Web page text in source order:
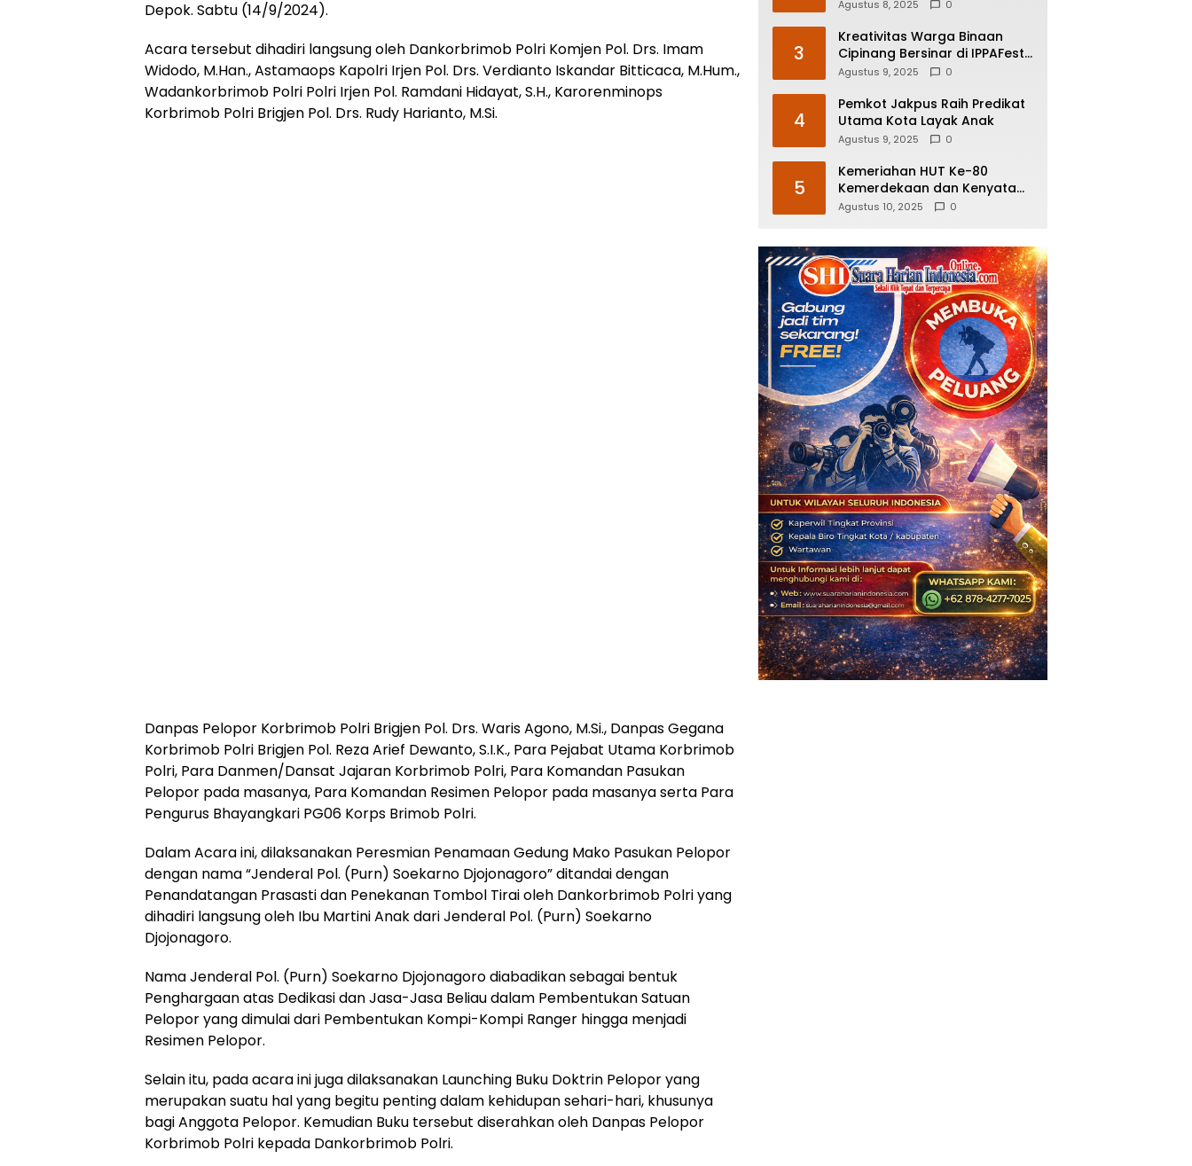
Depok. Sabtu (14/9/2024).
Acara tersebut dihadiri langsung oleh Dankorbrimob Polri Komjen Pol. Drs. Imam
Widodo, M.Han., Astamaops Kapolri Irjen Pol. Drs. Verdianto Iskandar Bitticaca, M.Hum.,
Wadankorbrimob Polri Polri Irjen Pol. Ramdani Hidayat, S.H., Karorenminops
Korbrimob Polri Brigjen Pol. Drs. Rudy Harianto, M.Si.
Danpas Pelopor Korbrimob Polri Brigjen Pol. Drs. Waris Agono, M.Si., Danpas Gegana
Korbrimob Polri Brigjen Pol. Reza Arief Dewanto, S.I.K., Para Pejabat Utama Korbrimob
Polri, Para Danmen/Dansat Jajaran Korbrimob Polri, Para Komandan Pasukan
Pelopor pada masanya, Para Komandan Resimen Pelopor pada masanya serta Para
Pengurus Bhayangkari PG06 Korps Brimob Polri.
Dalam Acara ini, dilaksanakan Peresmian Penamaan Gedung Mako Pasukan Pelopor
dengan nama “Jenderal Pol. (Purn) Soekarno Djojonagoro” ditandai dengan
Penandatangan Prasasti dan Penekanan Tombol Tirai oleh Dankorbrimob Polri yang
dihadiri langsung oleh Ibu Martini Anak dari Jenderal Pol. (Purn) Soekarno
Djojonagoro.
Nama Jenderal Pol. (Purn) Soekarno Djojonagoro diabadikan sebagai bentuk
Penghargaan atas Dedikasi dan Jasa-Jasa Beliau dalam Pembentukan Satuan
Pelopor yang dimulai dari Pembentukan Kompi-Kompi Ranger hingga menjadi
Resimen Pelopor.
Selain itu, pada acara ini juga dilaksanakan Launching Buku Doktrin Pelopor yang
merupakan suatu hal yang begitu penting dalam kehidupan sehari-hari, khusunya
bagi Anggota Pelopor. Kemudian Buku tersebut diserahkan oleh Danpas Pelopor
Korbrimob Polri kepada Dankorbrimob Polri.
Agustus 8, 2025 0
3
Kreativitas Warga Binaan
Cipinang Bersinar di IPPAFest,
Batik Lintas 5 Diborong
Agustus 9, 2025 0
4
Pemkot Jakpus Raih Predikat
Utama Kota Layak Anak
Agustus 9, 2025 0
5
Kemeriahan HUT Ke-80
Kemerdekaan dan Kenyataan
Pahit Kemiskinan Rakyat
Agustus 10, 2025 0